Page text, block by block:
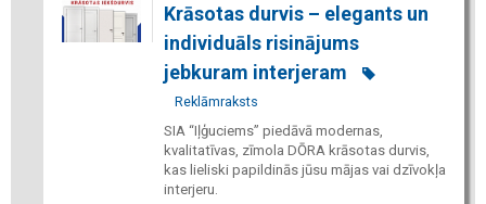
Krāsotas durvis – elegants un
individuāls risinājums
jebkuram interjeram
Reklāmraksts
SIA “Iļģuciems” piedāvā modernas,
kvalitatīvas, zīmola DŌRA krāsotas durvis,
kas lieliski papildinās jūsu mājas vai dzīvokļa
interjeru.